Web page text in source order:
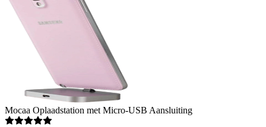
Mocaa Oplaadstation met Micro-USB Aansluiting